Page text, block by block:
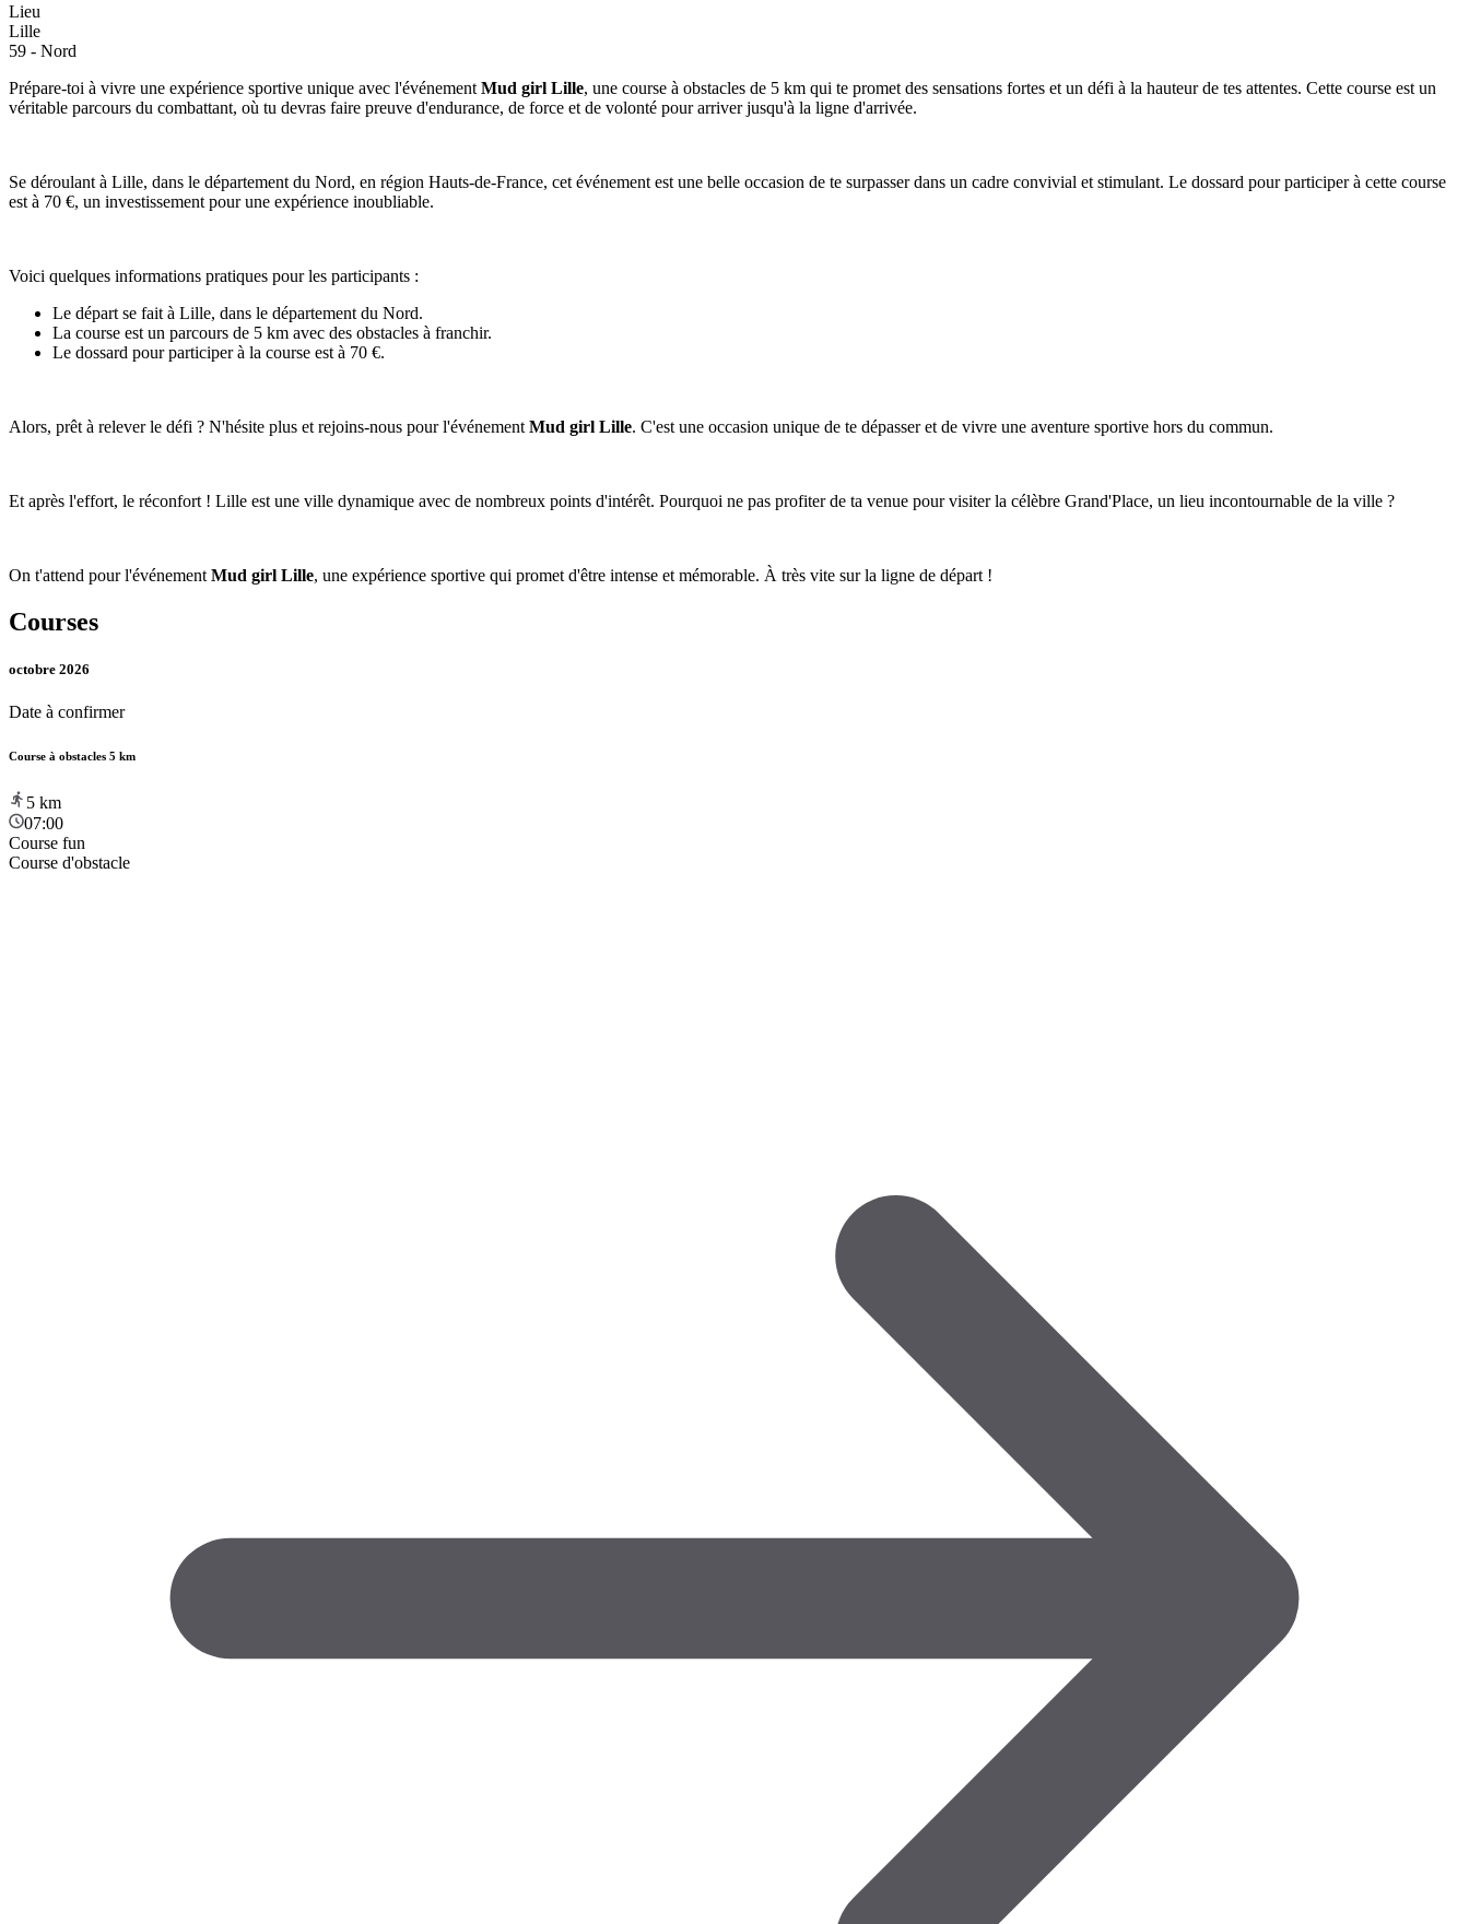
Lieu
Lille
59 - Nord
Prépare-toi à vivre une expérience sportive unique avec l'événement Mud girl Lille, une course à obstacles de 5 km qui te promet des sensations fortes et un défi à la hauteur de tes attentes. Cette course est un
véritable parcours du combattant, où tu devras faire preuve d'endurance, de force et de volonté pour arriver jusqu'à la ligne d'arrivée.
Se déroulant à Lille, dans le département du Nord, en région Hauts-de-France, cet événement est une belle occasion de te surpasser dans un cadre convivial et stimulant. Le dossard pour participer à cette course
est à 70 €, un investissement pour une expérience inoubliable.
Voici quelques informations pratiques pour les participants :
Le départ se fait à Lille, dans le département du Nord.
La course est un parcours de 5 km avec des obstacles à franchir.
Le dossard pour participer à la course est à 70 €.
Alors, prêt à relever le défi ? N'hésite plus et rejoins-nous pour l'événement Mud girl Lille. C'est une occasion unique de te dépasser et de vivre une aventure sportive hors du commun.
Et après l'effort, le réconfort ! Lille est une ville dynamique avec de nombreux points d'intérêt. Pourquoi ne pas profiter de ta venue pour visiter la célèbre Grand'Place, un lieu incontournable de la ville ?
On t'attend pour l'événement Mud girl Lille, une expérience sportive qui promet d'être intense et mémorable. À très vite sur la ligne de départ !
Courses
octobre 2026
Date à confirmer
Course à obstacles 5 km
5 km
07:00
Course fun
Course d'obstacle